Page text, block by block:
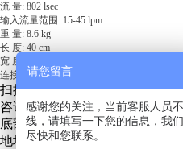
流 量: 802 lsec
输入流量范围: 15-45 lpm
重 量: 8.6 kg
长 度: 40 cm
宽 度: 49 cm
连接方式: 3/8 in. 平口快速接头
扫描关注微信服务号
咨询热线：13271219889
底部地址地图
地址：青岛市城阳区招商LAVIE
请您留言
感谢您的关注，当前客服人员
线，请填写一下您的信息，我
尽快和您联系。